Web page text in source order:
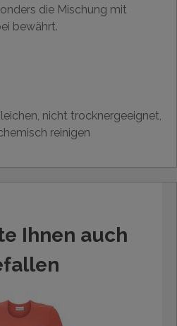
die Mischung mit
bewährt.
nicht trocknergeeignet,
reinigen
Ihnen auch